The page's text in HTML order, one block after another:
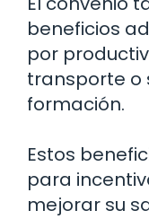
beneficios
por
transporte o
formación.
Estos
para
mejorar su